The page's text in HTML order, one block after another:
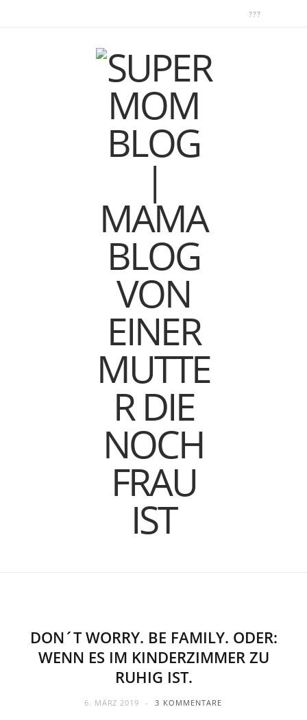
DON´T WORRY. BE FAMILY. ODER:
WENN ES IM KINDERZIMMER ZU
RUHIG IST.
6. MÄRZ 2019 3 KOMMENTARE